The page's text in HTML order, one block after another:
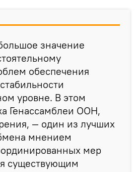
значение
обеспечения
уровне. В этом
Генассамблеи ООН,
— один из лучших
мнением
мер
существующим